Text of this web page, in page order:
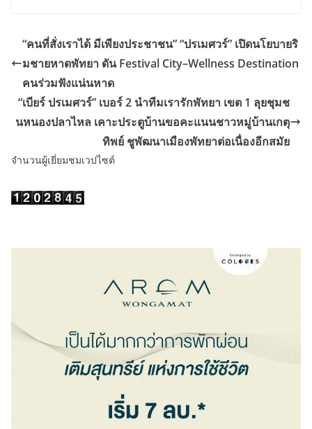
“คนที่สั่งเราได้ มีเพียงประชาชน” “ปรเมศวร์” เปิดนโยบายริ
มชายหาดพัทยา ดัน Festival City–Wellness Destination
คนร่วมฟังแน่นหาด
“เบียร์ ปรเมศวร์” เบอร์ 2 นำทีมเรารักพัทยา เขต 1 ลุยชุมช
นหนองปลาไหล เคาะประตูบ้านขอคะแนนชาวหมู่บ้านเกตุ
ทิพย์ ชูพัฒนาเมืองพัทยาต่อเนื่องอีกสมัย
จำนวนผู้เยี่ยมชมเวปไซต์